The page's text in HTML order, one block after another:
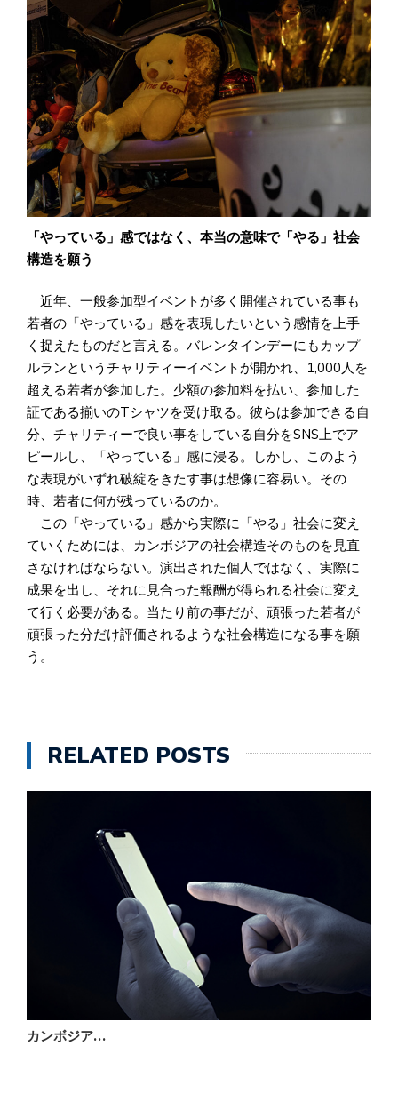
「やっている」感ではなく、本当の意味で「やる」社会
構造を願う
近年、一般参加型イベントが多く開催されている事も
若者の「やっている」感を表現したいという感情を上手
く捉えたものだと言える。バレンタインデーにもカップ
ルランというチャリティーイベントが開かれ、1,000人を
超える若者が参加した。少額の参加料を払い、参加した
証である揃いのTシャツを受け取る。彼らは参加できる自
分、チャリティーで良い事をしている自分をSNS上でア
ピールし、「やっている」感に浸る。しかし、このよう
な表現がいずれ破綻をきたす事は想像に容易い。その
時、若者に何が残っているのか。
この「やっている」感から実際に「やる」社会に変え
ていくためには、カンボジアの社会構造そのものを見直
さなければならない。演出された個人ではなく、実際に
成果を出し、それに見合った報酬が得られる社会に変え
て行く必要がある。当たり前の事だが、頑張った若者が
頑張った分だけ評価されるような社会構造になる事を願
う。
RELATED POSTS
カンボジア…